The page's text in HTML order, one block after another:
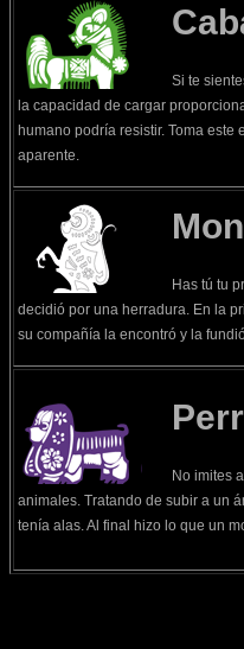
Si te
la capacidad de cargar
humano podría resistir. Toma
aparente.
Has tú tu
decidió por una herradura. En la
su compañía la encontró y la
No imites
animales. Tratando de subir a un
tenía alas. Al final hizo lo que un